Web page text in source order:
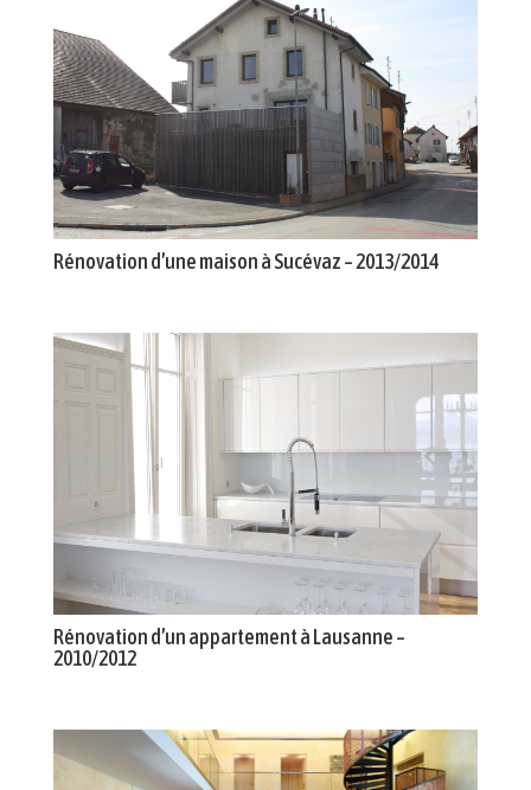
Rénovation d’une maison à Sucévaz – 2013/2014
Rénovation d’un appartement à Lausanne –
2010/2012